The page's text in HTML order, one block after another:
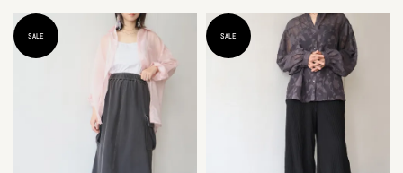
price
SALE SALE